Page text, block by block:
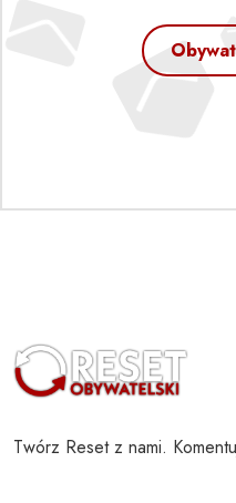
Twórz Reset z nami.